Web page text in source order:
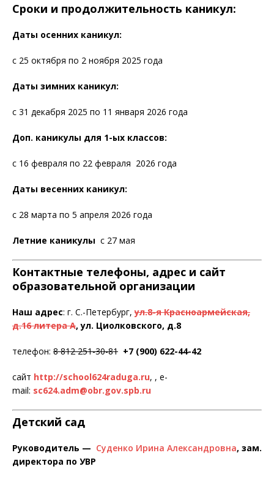
Сроки и продолжительность каникул:
Даты осенних каникул:
с 25 октября по 2 ноября 2025 года
Даты зимних каникул:
с 31 декабря 2025 по 11 января 2026 года
Доп. каникулы для 1-ых классов:
с 16 февраля по 22 февраля 2026 года
Даты весенних каникул:
с 28 марта по 5 апреля 2026 года
Летние каникулы с 27 мая
Контактные телефоны, адрес и сайт
образовательной организации
Наш адрес: г. С.-Петербург,ул.8-я Красноармейская,
д.16 литера А,ул. Циолковского, д.8
телефон: 8 812 251-30-81 +7 (900) 622-44-42
сайт http://school624raduga.ru, , e-
mail: sc624.adm@obr.gov.spb.ru
Детский сад
Руководитель — Суденко Ирина Александровна, зам.
директора по УВР